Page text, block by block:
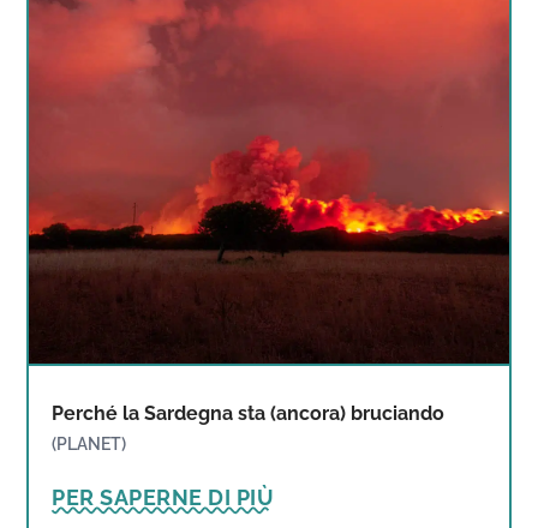
Perché la Sardegna sta (ancora) bruciando
(PLANET)
PER SAPERNE DI PIÙ